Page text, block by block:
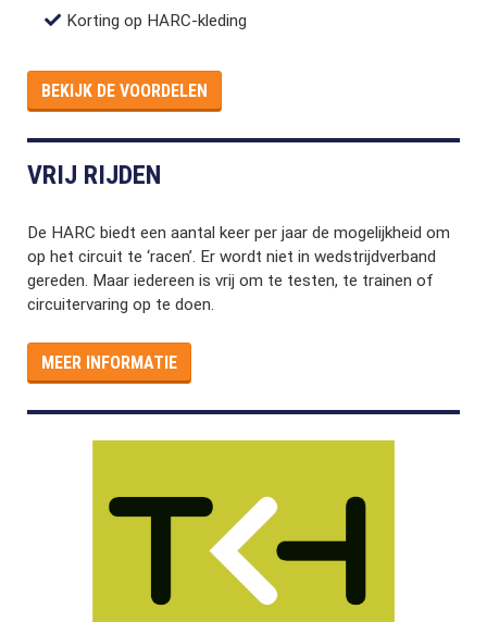
Korting op HARC-kleding
BEKIJK DE VOORDELEN
VRIJ RIJDEN
De HARC biedt een aantal keer per jaar de mogelijkheid om
op het circuit te ‘racen’. Er wordt niet in wedstrijdverband
gereden. Maar iedereen is vrij om te testen, te trainen of
circuitervaring op te doen.
MEER INFORMATIE